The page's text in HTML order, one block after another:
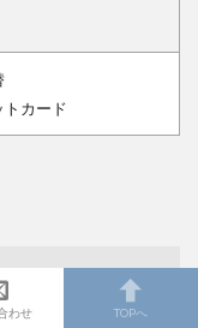
トカード
わせ TOPへ